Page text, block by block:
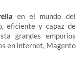
en el mundo del
eficiente y capaz de
grandes emporios
en internet, Magento